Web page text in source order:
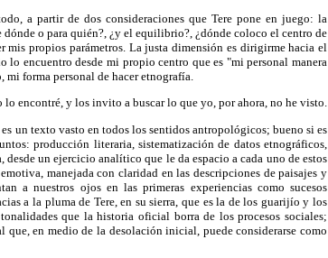
a partir de dos consideraciones que Tere pone en juego: la
o para quién?, ¿y el equilibrio?, ¿dónde coloco el centro de
mis propios parámetros. La justa dimensión es dirigirme hacia el
encuentro desde mi propio centro que es "mi personal manera
mi forma personal de hacer etnografía.
encontré, y los invito a buscar lo que yo, por ahora, no he visto.
un texto vasto en todos los sentidos antropológicos; bueno si es
producción literaria, sistematización de datos etnográficos,
un ejercicio analítico que le da espacio a cada uno de estos
manejada con claridad en las descripciones de paisajes y
a nuestros ojos en las primeras experiencias como sucesos
a la pluma de Tere, en su sierra, que es la de los guarijío y los
que la historia oficial borra de los procesos sociales;
en medio de la desolación inicial, puede considerarse como